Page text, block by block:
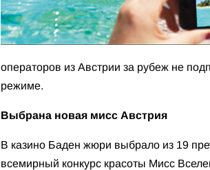
операторов из Австрии за рубеж не
режиме.
Выбрана новая мисс Австрия
В казино Баден жюри выбрало из 19
всемирный конкурс красоты Мисс